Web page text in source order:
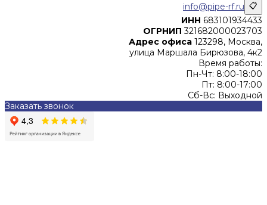
info@pipe-rf.ru 📋
ИНН 683101934433
ОГРНИП 321682000023703
Адрес офиса 123298, Москва,
улица Маршала Бирюзова, 4к2
Время работы:
Пн-Чт: 8:00-18:00
Пт: 8:00-17:00
Сб-Вс: Выходной
Заказать звонок